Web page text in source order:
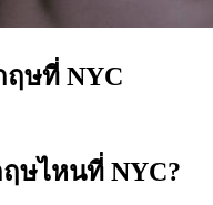
ฤษที่ NYC
ษไหนที่ NYC?